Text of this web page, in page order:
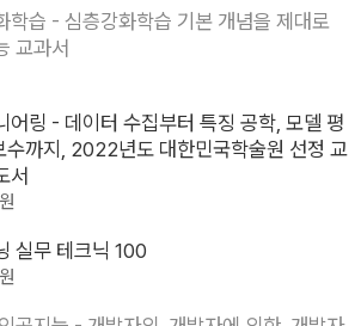
학습 - 심층강화학습 기본 개념을 제대로
교과서
어링 - 데이터 수집부터 특징 공학, 모델 평
수까지, 2022년도 대한민국학술원 선정 교
서
원
실무 테크닉 100
원